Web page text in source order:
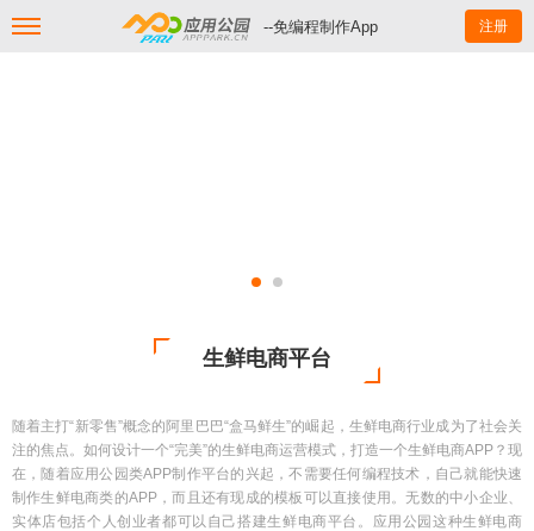
--免编程制作App 注册
生鲜电商平台
随着主打“新零售”概念的阿里巴巴“盒马鲜生”的崛起，生鲜电商行业成为了社会关
注的焦点。如何设计一个“完美”的生鲜电商运营模式，打造一个生鲜电商APP？现
在，随着应用公园类APP制作平台的兴起，不需要任何编程技术，自己就能快速
制作生鲜电商类的APP，而且还有现成的模板可以直接使用。无数的中小企业、
实体店包括个人创业者都可以自己搭建生鲜电商平台。应用公园这种生鲜电商